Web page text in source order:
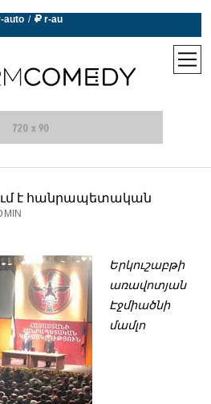
open
է հանրապետական
Երկուշաբթի
առավոտյան
Էջմիածնի
մամլո